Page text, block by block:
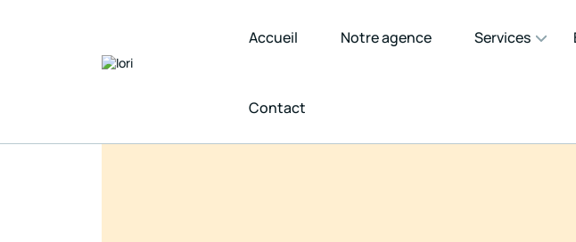
Accueil Notre agence Services
Contact